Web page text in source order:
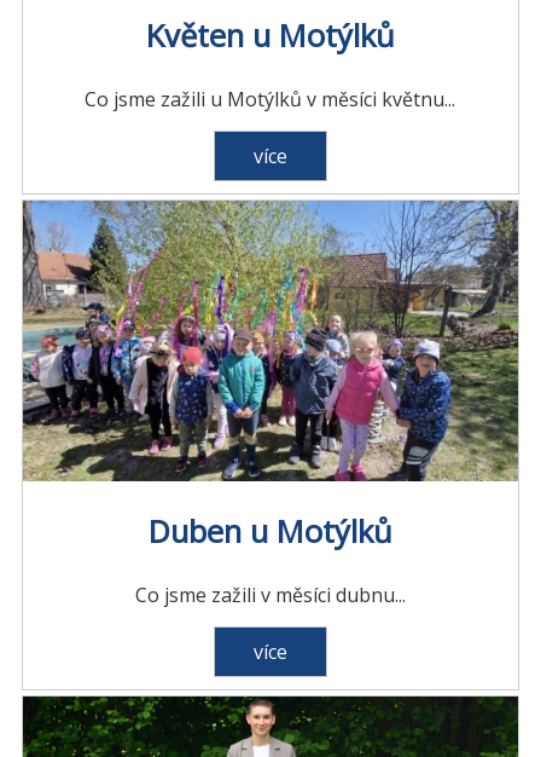
Květen u Motýlků
Co jsme zažili u Motýlků v měsíci květnu...
více
Duben u Motýlků
Co jsme zažili v měsíci dubnu...
více